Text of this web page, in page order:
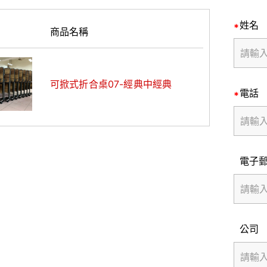
商品名稱
可掀式折合桌07-經典中經典
姓名
電話
電子
公司